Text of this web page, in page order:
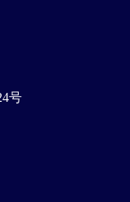
号